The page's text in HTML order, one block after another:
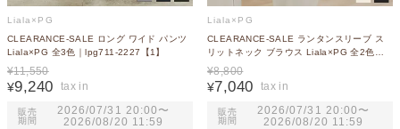
Liala×PG
CLEARANCE-SALE ロング ワイド パンツ
Liala×PG 全3色｜lpg711-2227【1】
¥11,550
¥9,240
販売
期間
2026/07/31 20:00 〜
2026/08/20 11:59
Liala×PG
CLEARANCE-SALE ランタンスリーブ ス
リットネック ブラウス Liala×PG 全2色｜
lpg841-2204【2】
¥8,800
¥7,040
販売
期間
2026/07/31 20:00 〜
2026/08/20 11:59